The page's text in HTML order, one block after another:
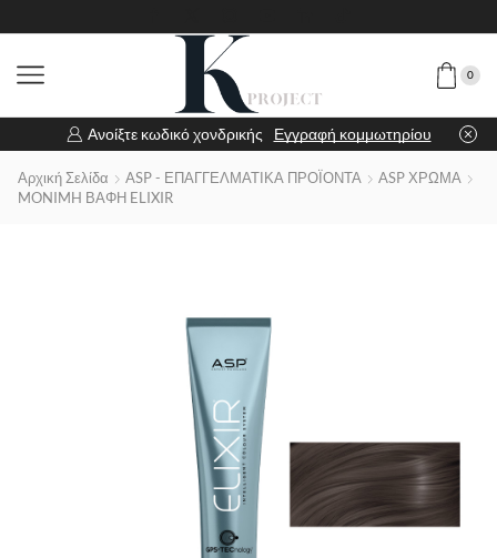
0
Ανοίξτε κωδικό χονδρικής Εγγραφή κομμωτηρίου
Αρχική Σελίδα ASP - ΕΠΑΓΓΕΛΜΑΤΙΚΑ ΠΡΟΪΟΝΤΑ
ASP ΧΡΩΜΑ
MONIMH ΒΑΦΗ ELIXIR